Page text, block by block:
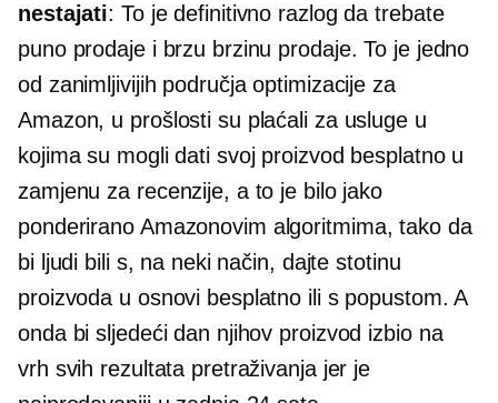
nestajati: To je definitivno razlog da trebate
puno prodaje i brzu brzinu prodaje. To je jedno
od zanimljivijih područja optimizacije za
Amazon, u prošlosti su plaćali za usluge u
kojima su mogli dati svoj proizvod besplatno u
zamjenu za recenzije, a to je bilo jako
ponderirano Amazonovim algoritmima, tako da
bi ljudi bili s, na neki način, dajte stotinu
proizvoda u osnovi besplatno ili s popustom. A
onda bi sljedeći dan njihov proizvod izbio na
vrh svih rezultata pretraživanja jer je